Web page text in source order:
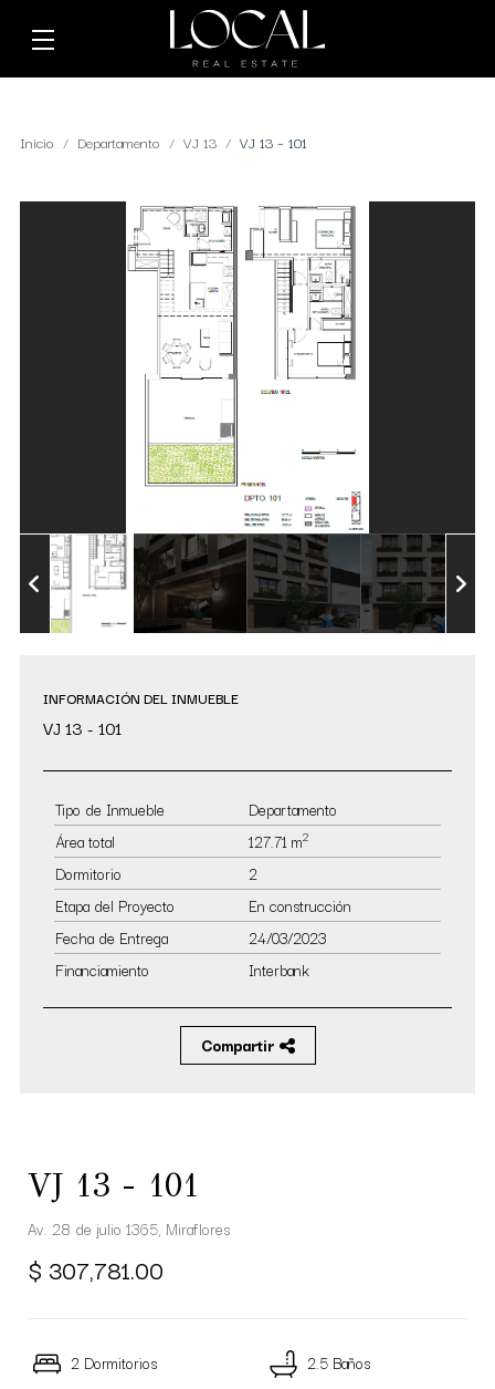
Inicio Departamento VJ 13 VJ 13 – 101
INFORMACIÓN DEL INMUEBLE
VJ 13 - 101
Tipo de Inmueble
Departamento
Área total
127.71 m2
Dormitorio
2
Etapa del Proyecto
En construcción
Fecha de Entrega
24/03/2023
Financiamiento
Interbank
Compartir
VJ 13 - 101
Av. 28 de julio 1365, Miraflores
$ 307,781.00
2 Dormitorios 2.5 Baños